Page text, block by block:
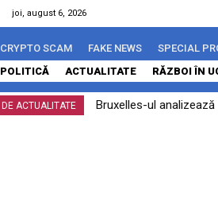
joi, august 6, 2026
CRYPTO SCAM FAKE NEWS SPECIAL
POLITICĂ
ACTUALITATE RĂZBOI ÎN
DE ACTUALITATE
Bruxelles-ul